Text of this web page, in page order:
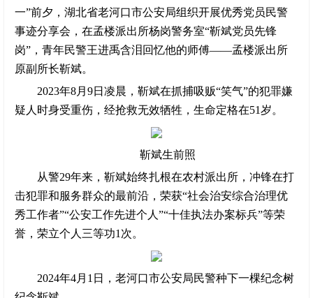
一”前夕，湖北省老河口市公安局组织开展优秀党员民警
事迹分享会，在孟楼派出所杨岗警务室“靳斌党员先锋
岗”，青年民警王进禹含泪回忆他的师傅——孟楼派出所
原副所长靳斌。
2023年8月9日凌晨，靳斌在抓捕吸贩“笑气”的犯罪嫌
疑人时身受重伤，经抢救无效牺牲，生命定格在51岁。
靳斌生前照
从警29年来，靳斌始终扎根在农村派出所，冲锋在打
击犯罪和服务群众的最前沿，荣获“社会治安综合治理优
秀工作者”“公安工作先进个人”“十佳执法办案标兵”等荣
誉，荣立个人三等功1次。
2024年4月1日，老河口市公安局民警种下一棵纪念树